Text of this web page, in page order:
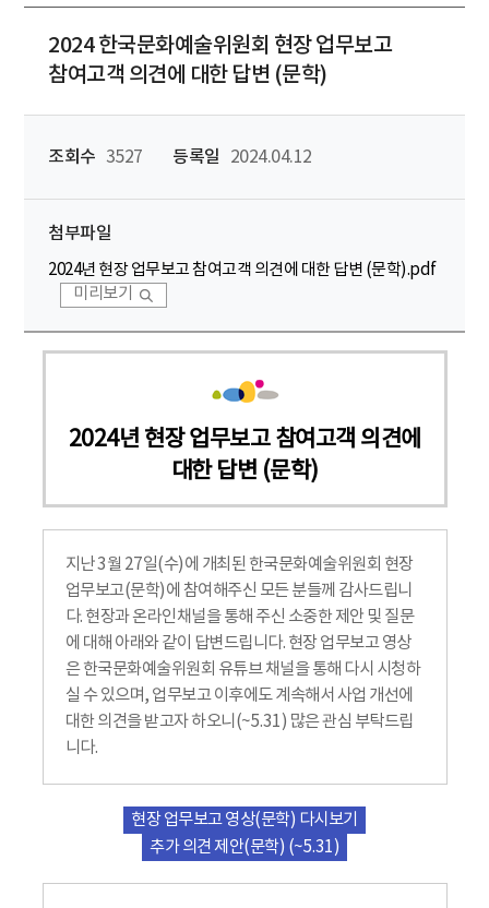
2024 한국문화예술위원회 현장 업무보고
참여고객 의견에 대한 답변 (문학)
조회수 3527 등록일 2024.04.12
첨부파일
2024년 현장 업무보고 참여고객 의견에 대한 답변 (문학).pdf
미리보기
2024년 현장 업무보고 참여고객 의견에
대한 답변 (문학)
지난 3월 27일(수)에 개최된 한국문화예술위원회 현장
업무보고(문학)에 참여해주신 모든 분들께 감사드립니
다. 현장과 온라인채널을 통해 주신 소중한 제안 및 질문
에 대해 아래와 같이 답변드립니다. 현장 업무보고 영상
은 한국문화예술위원회 유튜브 채널을 통해 다시 시청하
실 수 있으며, 업무보고 이후에도 계속해서 사업 개선에
대한 의견을 받고자 하오니(~5.31) 많은 관심 부탁드립
니다.
현장 업무보고 영상(문학) 다시보기
추가 의견 제안(문학) (~5.31)